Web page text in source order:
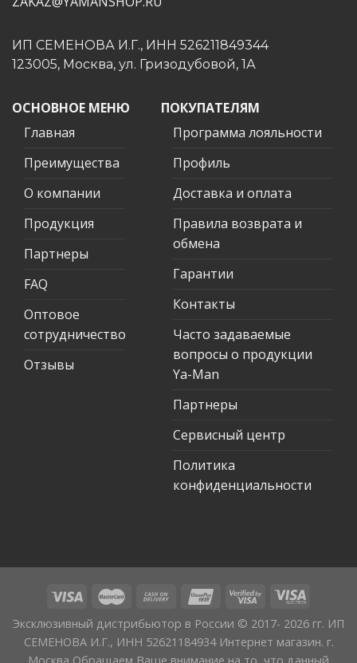
ИП СЕМЕНОВА И.Г., ИНН 526211849344
123005, Москва, ул. Гризодубовой, 1А
ОСНОВНОЕ МЕНЮ
Главная
Преимущества
О компании
Продукция
Партнеры
FAQ
Оптовое
сотрудничество
Отзывы
ПОКУПАТЕЛЯМ
Программа лояльности
Профиль
Доставка и оплата
Правила возврата и
обмена
Гарантии
Контакты
Часто задаваемые
вопросы о продукции
Ya-Man
Партнеры
Сервисный центр
Политика
конфиденциальности
Эксклюзивный дистрибьютор в России © 2017- 2026 гг. ИП
СЕМЕНОВА И.Г., ИНН 52621184934 Интернет магазин. г.